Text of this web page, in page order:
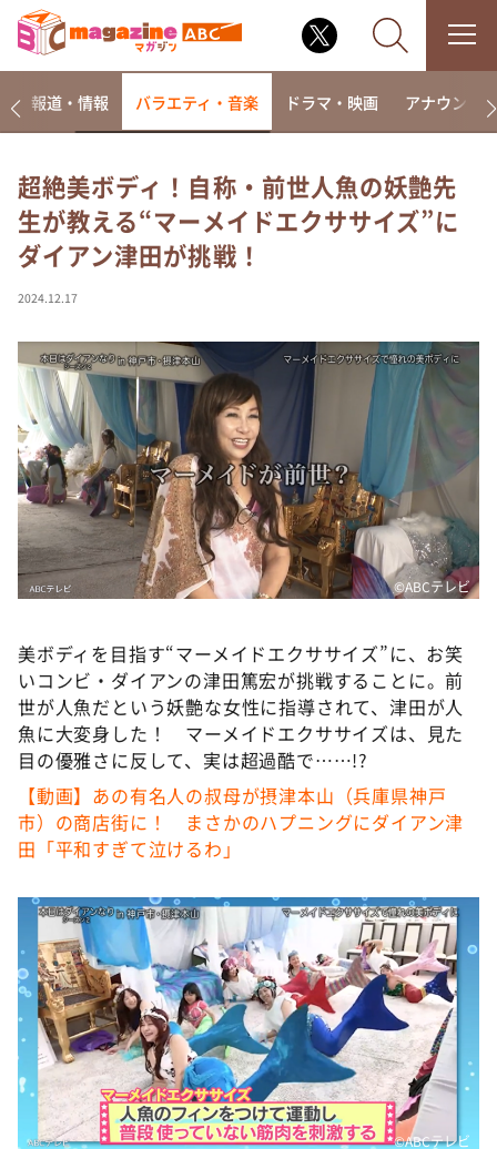
なるみ・岡村の過ぎるTV
相席食堂
これ余談なんですけど・・・
て真剣です
探偵！ナイトスクープ
news おかえり
河合＆A.B.C-Z塚田×福井アナ「なんでやねん！？」
（news おかえり）
DAIGOも台所 ～きょうの献立 何にする？～
本日はダイアンなり！シーズン２
朝だ！生です旅サラダ
ＬＩＦＥ～夢のカタチ～
新婚さんいらっしゃい！
ポツンと一軒家
ザキ山小屋本館
ぺこぱのまるスポ
アナ回覧板
報道・情報 バラエティ・音楽 ドラマ・映画 アナウンサー
超絶美ボディ！自称・前世人魚の妖艶先
生が教える“マーメイドエクササイズ”に
ダイアン津田が挑戦！
2024.12.17
©️ABCテレビ
美ボディを目指す“マーメイドエクササイズ”に、お笑
いコンビ・ダイアンの津田篤宏が挑戦することに。前
世が人魚だという妖艶な女性に指導されて、津田が人
魚に大変身した！ マーメイドエクササイズは、見た
目の優雅さに反して、実は超過酷で……!?
【動画】あの有名人の叔母が摂津本山（兵庫県神戸
市）の商店街に！ まさかのハプニングにダイアン津
田「平和すぎて泣けるわ」
©️ABCテレビ